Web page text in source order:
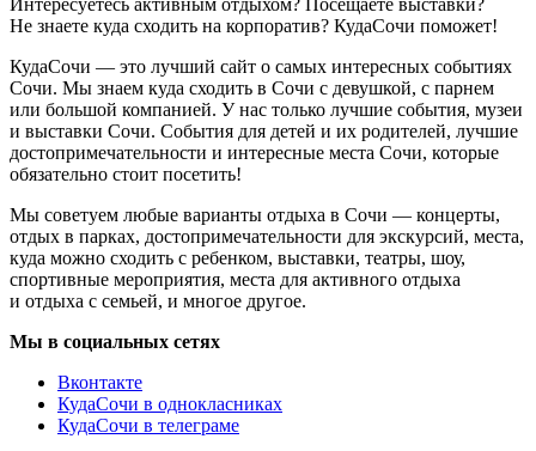
Интересуетесь активным отдыхом? Посещаете выставки?
Не знаете куда сходить на корпоратив? КудаСочи поможет!
КудаСочи — это лучший сайт о самых интересных событиях
Сочи. Мы знаем куда сходить в Сочи с девушкой, с парнем
или большой компанией. У нас только лучшие события, музеи
и выставки Сочи. События для детей и их родителей, лучшие
достопримечательности и интересные места Сочи, которые
обязательно стоит посетить!
Мы советуем любые варианты отдыха в Сочи — концерты,
отдых в парках, достопримечательности для экскурсий, места,
куда можно сходить с ребенком, выставки, театры, шоу,
спортивные мероприятия, места для активного отдыха
и отдыха с семьей, и многое другое.
Мы в социальных сетях
Вконтакте
КудаСочи в однокласниках
КудаСочи в телеграме